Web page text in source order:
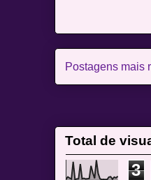
Postagens mais
Total de
3